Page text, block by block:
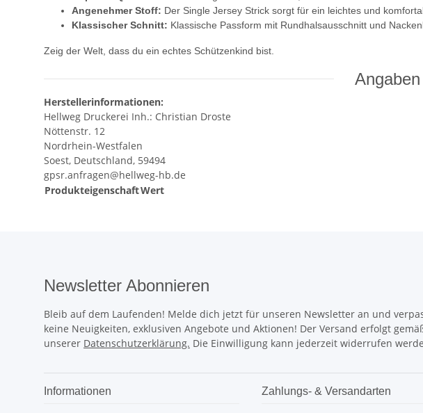
Angenehmer Stoff: Der Single Jersey Strick sorgt für ein leichtes und
Klassischer Schnitt: Klassische Passform mit Rundhalsausschnitt und
Zeig der Welt, dass du ein echtes Schützenkind bist.
Herstellerinformationen:
Hellweg Druckerei Inh.: Christian Droste
Nöttenstr. 12
Nordrhein-Westfalen
Soest, Deutschland, 59494
gpsr.anfragen@hellweg-hb.de
ProdukteigenschaftWert
Newsletter Abonnieren
Bleib auf dem Laufenden! Melde dich jetzt für unseren Newsletter an und
keine Neuigkeiten, exklusiven Angebote und Aktionen! Der Versand erfolgt
unserer Datenschutzerklärung. Die Einwilligung kann jederzeit widerrufen
Informationen Zahlungs- & Versandarten